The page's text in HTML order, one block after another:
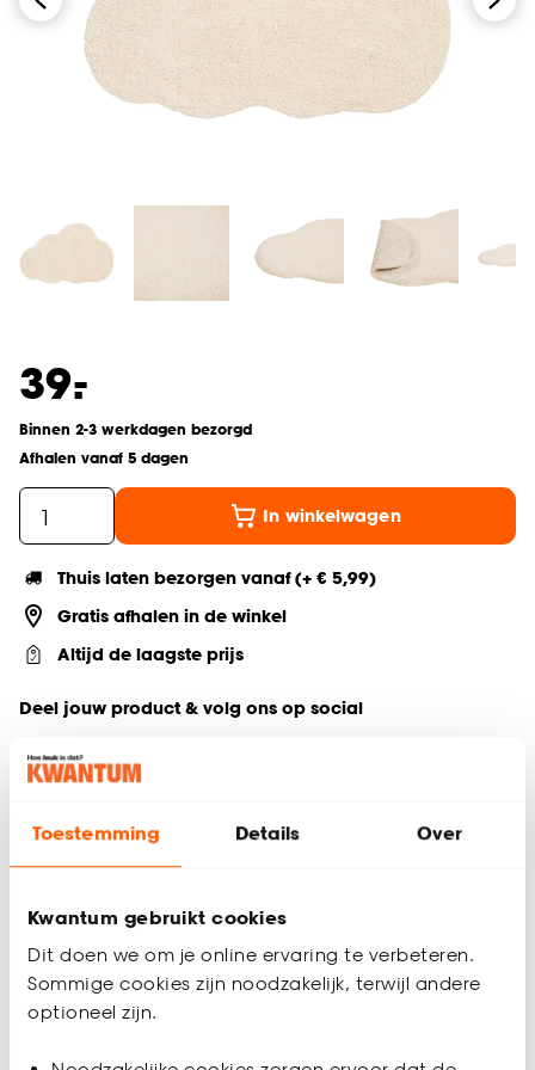
Toestemming Details Over
Kwantum gebruikt cookies
Dit doen we om je online ervaring te verbeteren.
Sommige cookies zijn noodzakelijk, terwijl andere
optioneel zijn.
39.
-
Binnen 2-3 werkdagen bezorgd
Afhalen vanaf 5 dagen
In winkelwagen
Thuis laten bezorgen vanaf (+ € 5,99)
Gratis afhalen in de winkel
Altijd de laagste prijs
Deel jouw product & volg ons op social
Productomschrijving
Dit schattige vloerkleed van 60x100 cm is de perfecte
de vorm van een wolk voegt een speelse en zachte
uitstraling toe aan de ruimte. Gemaakt van 100% katoen,
biedt het een comfortabele en veilige ondergrond voor je
kleintje om op te spelen of te kruipen. Het vloerkleed voegt
niet alleen een leuke sfeer toe, maar is ook praktisch en